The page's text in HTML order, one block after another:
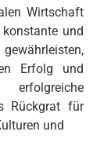
Wirtschaft
und
Erfolg und
erfolgreiche
Rückgrat für
und